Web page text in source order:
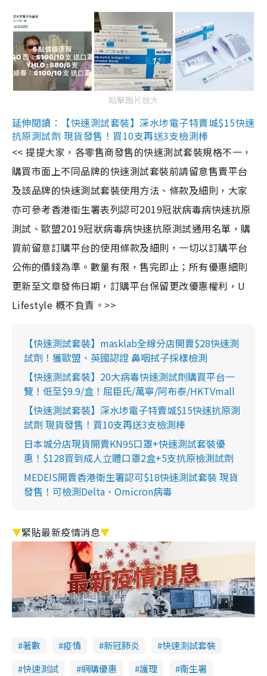
點擊圖片放大
延伸閱讀：【快速測試套裝】深水埗電子特賣城$15快速
抗原測試劑 現貨發售！買10支再送3支檢測棒
<< 提提大家，各零售商發售的快速測試套裝規格不一，
購買市面上不同品牌的快速測試套裝前請留意售賣平台
及該品牌的快速測試套裝使用方法、條款及細則，大家
亦可參考香港衞生署表列認可2019冠狀病毒病快速抗原
測試、歐盟2019冠狀病毒病快速抗原測試通用名單，購
買前留意訂購平台的使用條款及細則，一切以訂購平台
公佈的價錢為準。數量有限，售完即止；所有優惠細則
更新至文章發佈日期，訂購平台保留更改優惠權利，U
Lifestyle 概不負責。>>
【快速測試套裝】masklab全線分店開賣$28快速測
試劑！獲歐盟、英國認證 鼻咽拭子採樣檢測
【快速測試套裝】20大病毒快速測試劑購買平台一
覽！低至$9.9/盒！屈臣氏/萬寧/阿布泰/HKTVmall
【快速測試套裝】深水埗電子特賣城$15快速抗原測
試劑 現貨發售！買10支再送3支檢測棒
日本城分店現貨開賣KN95口罩+快速測試套裝優
惠！$128買到成人立體口罩2盒+5支抗原檢測試劑
MEDEIS開賣香港衛生署認可$18快速測試套裝 現貨
發售！可檢測Delta、Omicron病毒
▼緊貼最新疫情消息▼
著數 疫情 新冠肺炎
快速測試套裝
快速測試
網購優惠 護理
衞生署